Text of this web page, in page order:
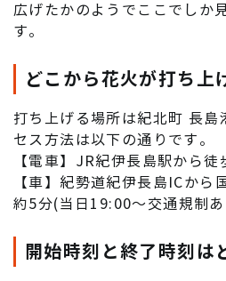
広げたかのようでここでしか
す。
どこから花火が打ち上
打ち上げる場所は紀北町 長島
セス方法は以下の通りです。
【電車】JR紀伊長島駅から徒
【車】紀勢道紀伊長島ICから
約5分(当日19:00～交通規制
開始時刻と終了時刻は